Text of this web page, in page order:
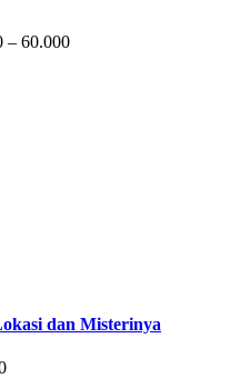
60.000
dan Misterinya